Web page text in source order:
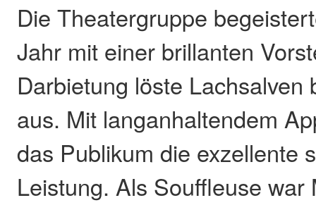
Die Theatergruppe
Jahr mit einer brillanten
Darbietung löste Lachsalven
aus. Mit langanhaltendem
das Publikum die exzellente
Leistung. Als Souffleuse war